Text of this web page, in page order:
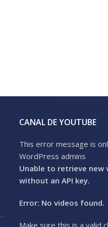
CANAL DE YOUTUBE
This error message is
WordPress admins
Unable to retrieve new
without an API key.
Error: No videos found.